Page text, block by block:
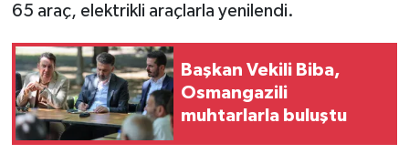
65 araç, elektrikli araçlarla yenilendi.
Başkan Vekili Biba,
Osmangazili
muhtarlarla buluştu